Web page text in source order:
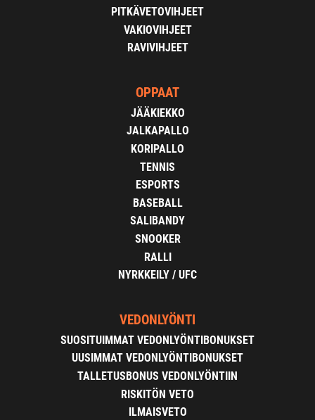
PITKÄVETOVIHJEET
VAKIOVIHJEET
RAVIVIHJEET
OPPAAT
JÄÄKIEKKO
JALKAPALLO
KORIPALLO
TENNIS
ESPORTS
BASEBALL
SALIBANDY
SNOOKER
RALLI
NYRKKEILY / UFC
VEDONLYÖNTI
SUOSITUIMMAT VEDONLYÖNTIBONUKSET
UUSIMMAT VEDONLYÖNTIBONUKSET
TALLETUSBONUS VEDONLYÖNTIIN
RISKITÖN VETO
ILMAISVETO